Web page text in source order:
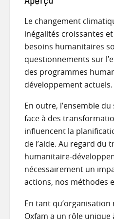
Aperçu
Le changement
inégalités croissantes
besoins humanitaires
questionnements sur
des programmes
développement actuels.
En outre, l’ensemble
face à des
influencent la
de l’aide. Au regard du
humanitaire-
nécessairement un
actions, nos méthodes
En tant
Oxfam a un rôle